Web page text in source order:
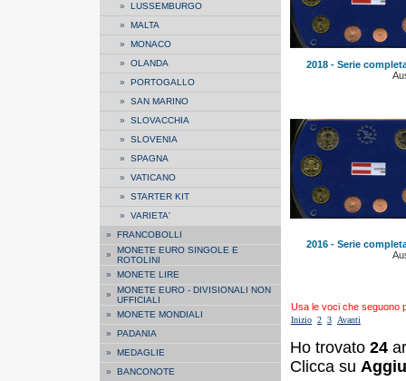
» LUSSEMBURGO
» MALTA
» MONACO
» OLANDA
» PORTOGALLO
» SAN MARINO
» SLOVACCHIA
» SLOVENIA
» SPAGNA
» VATICANO
» STARTER KIT
» VARIETA'
» FRANCOBOLLI
» MONETE EURO SINGOLE E
ROTOLINI
» MONETE LIRE
» MONETE EURO - DIVISIONALI NON
UFFICIALI
» MONETE MONDIALI
» PADANIA
» MEDAGLIE
» BANCONOTE
2018 - Serie
2016 - Serie
Usa le voci che seguono
Inizio 2 3 Avanti
Ho trovato 24
Clicca su